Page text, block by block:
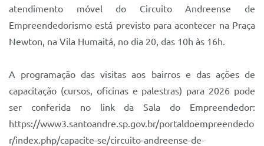
atendimento móvel do Circuito Andreense de
Empreendedorismo está previsto para acontecer na Praça
Newton, na Vila Humaitá, no dia 20, das 10h às 16h.
A programação das visitas aos bairros e das ações de
capacitação (cursos, oficinas e palestras) para 2026 pode
ser conferida no link da Sala do Empreendedor:
https://www3.santoandre.sp.gov.br/portaldoempreendedo
r/index.php/capacite-se/circuito-andreense-de-